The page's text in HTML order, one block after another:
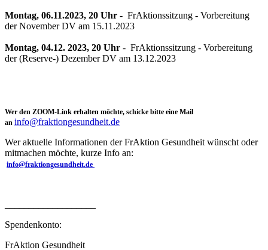
Montag, 06.11.2023, 20 Uhr - FrAktionssitzung - Vorbereitung
der November DV am 15.11.2023
Montag, 04.12. 2023, 20 Uhr - FrAktionssitzung - Vorbereitung
der (Reserve-) Dezember DV am 13.12.2023
Wer den ZOOM-Link erhalten möchte, schicke bitte eine Mail
an info@fraktiongesundheit.de
Wer aktuelle Informationen der FrAktion Gesundheit wünscht oder
mitmachen möchte, kurze Info an:
info@fraktiongesundheit.de
Spendenkonto:
FrAktion Gesundheit